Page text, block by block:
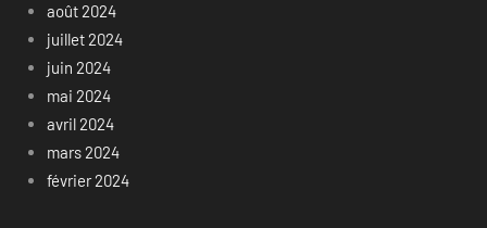
août 2024
juillet 2024
juin 2024
mai 2024
avril 2024
mars 2024
février 2024